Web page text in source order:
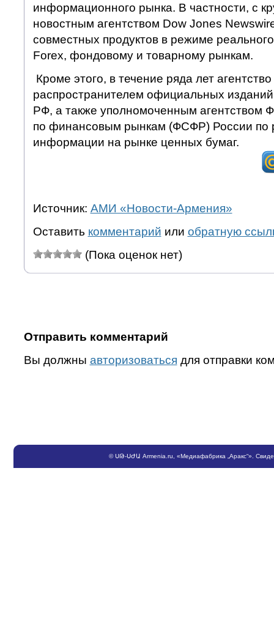
информационного рынка. В частности, с
новостным агентством Dow Jones
совместных продуктов в режиме
Forex, фондовому и товарному рынкам.
Кроме этого, в течение ряда лет
распространителем официальных
РФ, а также уполномоченным агентством
по финансовым рынкам (ФСФР) России по
информации на рынке ценных бумаг.
Источник: АМИ «Новости-Армения»
Оставить комментарий или обратную
(Пока оценок нет)
Отправить комментарий
Вы должны авторизоваться для отправки
©ՍԹ-ՍԺԱ Armenia.ru , «Медиафабрика „Аракс“».